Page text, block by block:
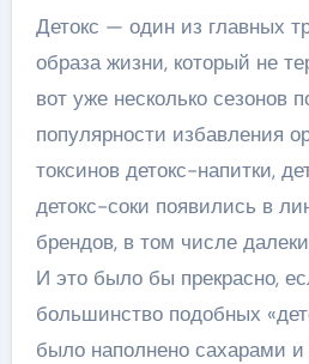
Детокс — один из главных
образа жизни, который не
вот уже несколько сезонов
популярности избавления
токсинов детокс-напитки,
детокс-соки появились в
брендов, в том числе
И это было бы прекрасно,
большинство подобных
было наполнено сахарами